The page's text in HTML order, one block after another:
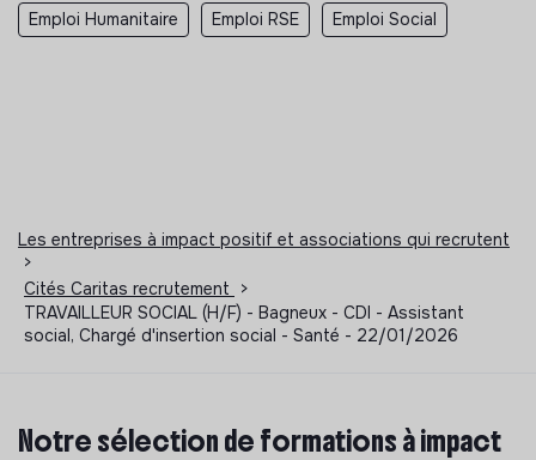
Emploi Humanitaire Emploi RSE Emploi Social
Les entreprises à impact positif et associations qui recrutent
>
Cités Caritas recrutement
>
TRAVAILLEUR SOCIAL (H/F) - Bagneux - CDI - Assistant
social, Chargé d'insertion social - Santé - 22/01/2026
Notre sélection de formations à impact